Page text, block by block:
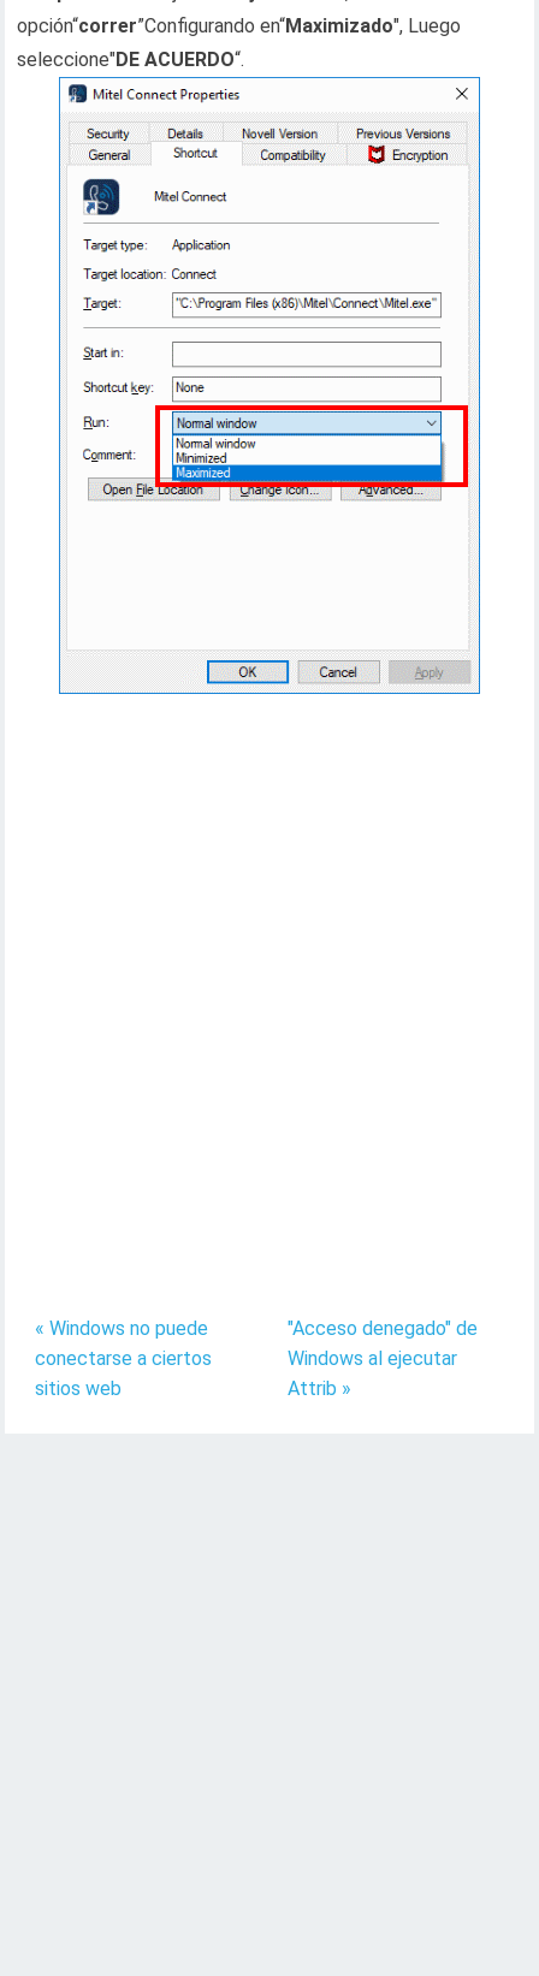
opción“correr”Configurando en“Maximizado", Luego
seleccione"DE ACUERDO“.
« Windows no puede
conectarse a ciertos
sitios web
"Acceso denegado" de
Windows al ejecutar
Attrib »